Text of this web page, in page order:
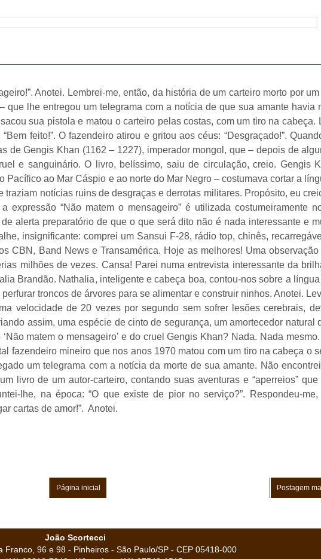
Anotei. Lembrei-me, então, da história de um carteiro morto por
lhe entregou um telegrama com a notícia de que sua amante havia
sua pistola e matou o carteiro pelas costas, com um tiro na cabeça.
feito!”. O fazendeiro atirou e gritou aos céus: “Desgraçado!”.
de Gengis Khan (1162 – 1227), imperador mongol, que – depois de
e sanguinário. O livro, belíssimo, saiu de circulação, creio. Gengis
ao Mar Cáspio e ao norte do Mar Negro – costumava cortar a
notícias ruins de desgraças e derrotas militares. Propósito, eu
expressão “Não matem o mensageiro” é utilizada costumeiramente
alerta preparatório de que o que será dito não é nada interessante e
insignificante: comprei um Sansui F-28, rádio top, chinês,
CBN, Band News e Transamérica. Hoje as melhores! Uma observação
milhões de vezes. Cansa! Parei numa entrevista interessante da
Brandão. Nathalia, inteligente e cabeça boa, contou-nos sobre a
troncos de árvores para se alimentar e construir ninhos. Anotei.
velocidade de 20 vezes por segundo sem sofrer lesões cerebrais,
assim, uma espécie de cinto de segurança, um amortecedor natural
matem o mensageiro’ e do cruel Gengis Khan? Nada. Nada
fazendeiro mineiro que nos anos 1970 matou com um tiro na cabeça o
um telegrama com a notícia da morte de sua amante. Não
livro de um autor-carteiro, contando suas aventuras e “aperreios”
lhe, na época: “O que existe de pior no serviço?”. Respondeu-
cartas de amor!”. Anotei.
Postagem
Página inicial
João Scortecci
Franco, 96 e 98 - Pinheiros - São Paulo/SP - CEP 05418-000